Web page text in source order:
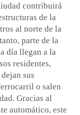
contribuirá
de la
al norte de la
parte de la
día llegan a la
residentes,
sus
o salen
Gracias al
automático, este